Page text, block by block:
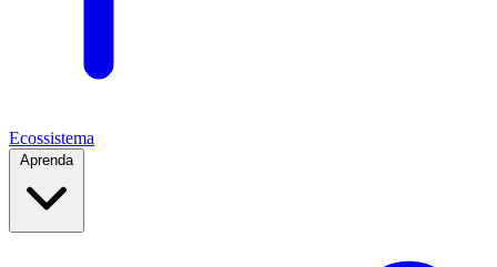
Ecossistema
Aprenda